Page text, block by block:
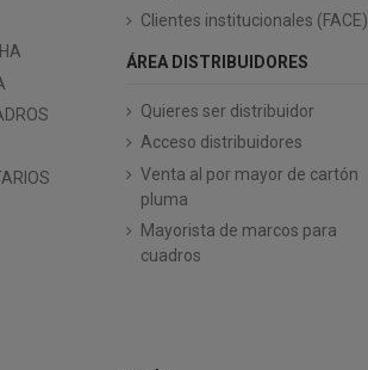
Clientes institucionales (FACE)
ÁREA DISTRIBUIDORES
Quieres ser distribuidor
Acceso distribuidores
Venta al por mayor de cartón
pluma
Mayorista de marcos para
cuadros